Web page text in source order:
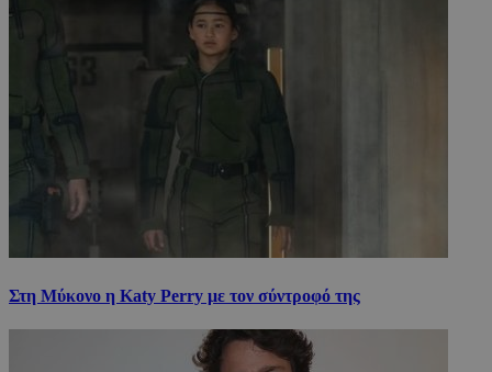
Στη Μύκονο η Katy Perry με τον σύντροφό της